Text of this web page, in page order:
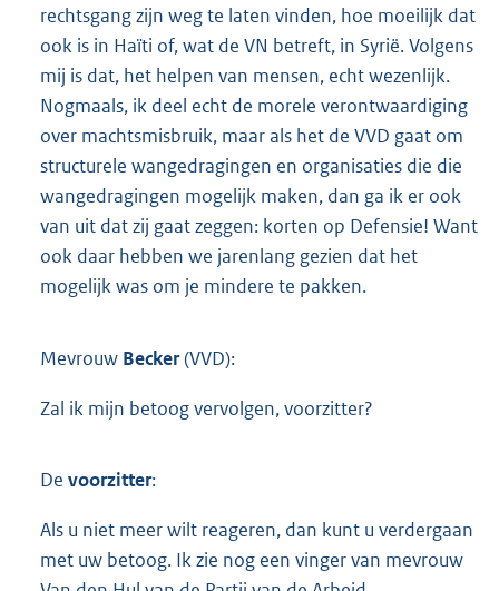
rechtsgang zijn weg te laten vinden, hoe moeilijk dat
ook is in Haïti of, wat de VN betreft, in Syrië. Volgens
mij is dat, het helpen van mensen, echt wezenlijk.
Nogmaals, ik deel echt de morele verontwaardiging
over machtsmisbruik, maar als het de VVD gaat om
structurele wangedragingen en organisaties die die
wangedragingen mogelijk maken, dan ga ik er ook
van uit dat zij gaat zeggen: korten op Defensie! Want
ook daar hebben we jarenlang gezien dat het
mogelijk was om je mindere te pakken.
Mevrouw Becker(VVD):
Zal ik mijn betoog vervolgen, voorzitter?
De voorzitter:
Als u niet meer wilt reageren, dan kunt u verdergaan
met uw betoog. Ik zie nog een vinger van mevrouw